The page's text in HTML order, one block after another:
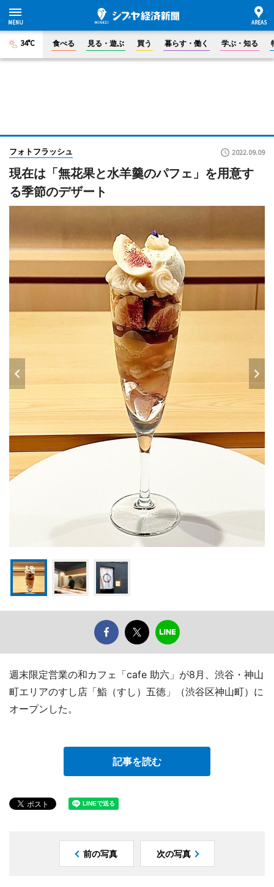
34°C 食べる 見る・遊ぶ 買う 暮らす・働く 学ぶ・知る
フォトフラッシュ 2022.09.09
現在は「無花果と水羊羹のパフェ」を用意す
る季節のデザート
週末限定営業の和カフェ「cafe 助六」が8月、渋谷・神山
町エリアのすし店「鮨（すし）五徳」（渋谷区神山町）に
オープンした。
記事を読む
前の写真 次の写真